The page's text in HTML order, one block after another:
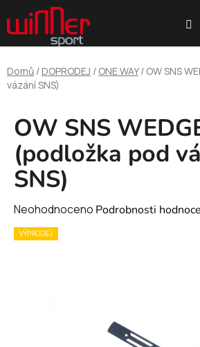
na
obsah
Domů / DOPRODEJ / ONE WAY / OW SNS
vázání SNS)
OW SNS
(podložka pod
SNS)
Průměrné
hodnocení
Neohodnoceno Podrobnosti
VÝPRODEJ